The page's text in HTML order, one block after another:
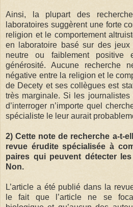
Ainsi, la plupart des
laboratoires suggèrent une forte
religion et le comportement
en laboratoire basé sur des jeux
neutre ou faiblement
générosité. Aucune recherche
négative entre la religion et le
de Decety et ses collègues est
très marginale. Si les journalistes
d’interroger n’importe quel
spécialiste le leur aurait
2) Cette note de recherche a-t-
revue érudite spécialisée à
paires qui peuvent détecter
Non.
L’article a été publié dans la
le fait que l’article ne se